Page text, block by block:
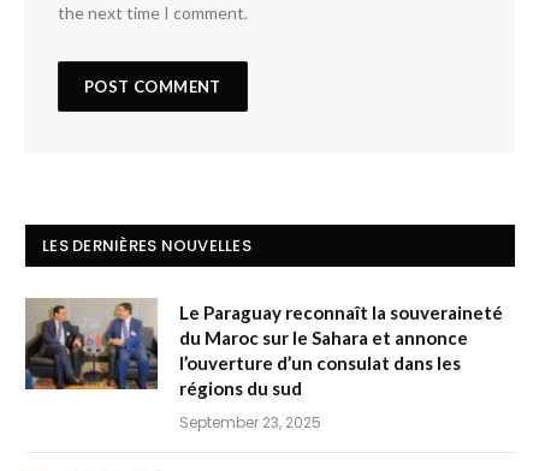
the next time I comment.
LES DERNIÈRES NOUVELLES
Le Paraguay reconnaît la souveraineté
du Maroc sur le Sahara et annonce
l’ouverture d’un consulat dans les
régions du sud
September 23, 2025